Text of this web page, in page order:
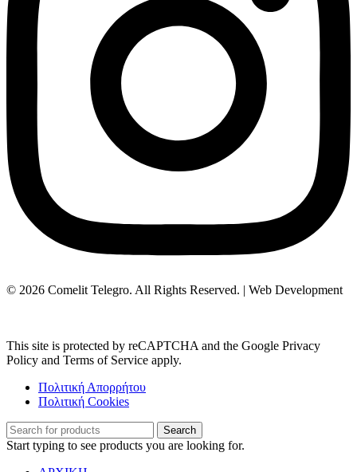
© 2026 Comelit Telegro. All Rights Reserved. | Web Development
This site is protected by reCAPTCHA and the Google Privacy
Policy and Terms of Service apply.
Πολιτική Απορρήτου
Πολιτική Cookies
Search
Start typing to see products you are looking for.